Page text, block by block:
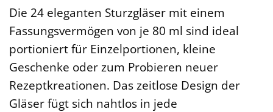
Die 24 eleganten Sturzgläser mit einem
Fassungsvermögen von je 80 ml sind ideal
portioniert für Einzelportionen, kleine
Geschenke oder zum Probieren neuer
Rezeptkreationen. Das zeitlose Design der
Gläser fügt sich nahtlos in jede